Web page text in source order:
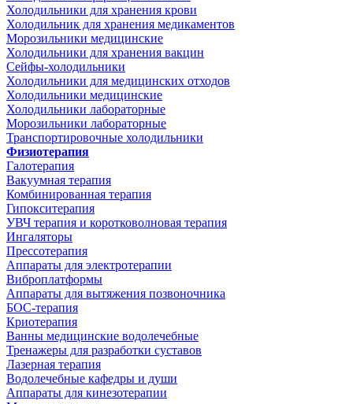
Холодильники для хранения крови
Холодильник для хранения медикаментов
Морозильники медицинские
Холодильники для хранения вакцин
Сейфы-холодильники
Холодильники для медицинских отходов
Холодильники медицинские
Холодильники лабораторные
Морозильники лабораторные
Транспортировочные холодильники
Физиотерапия
Галотерапия
Вакуумная терапия
Комбинированная терапия
Гипокситерапия
УВЧ терапия и коротковолновая терапия
Ингаляторы
Прессотерапия
Аппараты для электротерапии
Виброплатформы
Аппараты для вытяжения позвоночника
БОС-терапия
Криотерапия
Ванны медицинские водолечебные
Тренажеры для разработки суставов
Лазерная терапия
Водолечебные кафедры и души
Аппараты для кинезотерапии